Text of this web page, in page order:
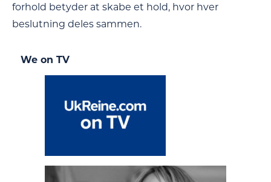
forhold betyder at skabe et hold, hvor hver
beslutning deles sammen.
We on TV